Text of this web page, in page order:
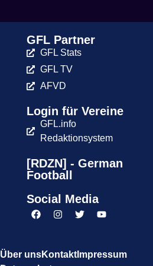
GFL Partner
GFL Stats
GFL TV
AFVD
Login für Vereine
GFL.info
Redaktionsystem
[RDZN] - German
Football
Social Media
Über unsKontaktImpressum